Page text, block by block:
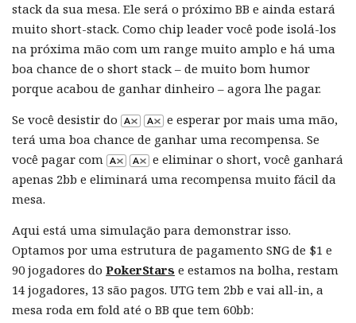
stack da sua mesa. Ele será o próximo BB e ainda estará
muito short-stack. Como chip leader você pode isolá-los
na próxima mão com um range muito amplo e há uma
boa chance de o short stack – de muito bom humor
porque acabou de ganhar dinheiro – agora lhe pagar.
Se você desistir do
e esperar por mais uma mão,
terá uma boa chance de ganhar uma recompensa. Se
você pagar com
e eliminar o short, você ganhará
apenas 2bb e eliminará uma recompensa muito fácil da
mesa.
Aqui está uma simulação para demonstrar isso.
Optamos por uma estrutura de pagamento SNG de $1 e
90 jogadores do PokerStars e estamos na bolha, restam
14 jogadores, 13 são pagos. UTG tem 2bb e vai all-in, a
mesa roda em fold até o BB que tem 60bb: